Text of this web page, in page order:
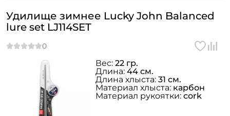
Удилище зимнее Lucky John Balanced
lure set LJ114SET
Вес: 22 гр.
Длина: 44 см.
Длина хлыста: 31 см.
Материал хлыста: карбон
Материал рукоятки: cork